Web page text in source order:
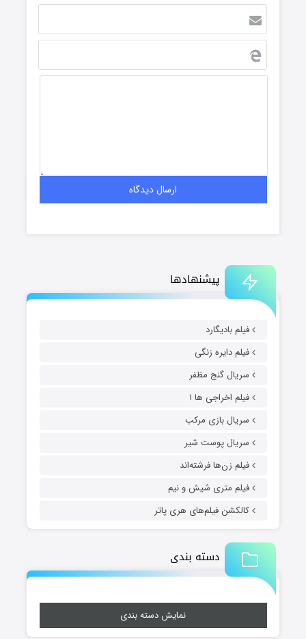
پیشنهادها
فیلم بادیگارد
فیلم دایره زنگی
سریال گنج مظفر
فیلم اخراجی ها ۱
سریال بازی مرکب
سریال پوست شیر
فیلم زن‌ها فرشته‌اند
فیلم متری شیش و نیم
کالکشن فیلم‌های هری پاتر
دسته بندی
نمایش دسته بندی